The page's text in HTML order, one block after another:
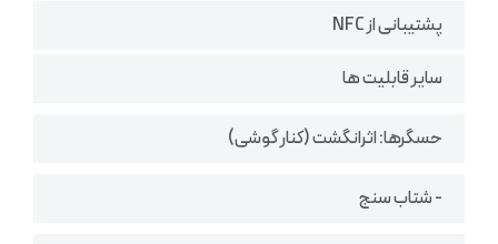
پشتیبانی از NFC
سایر قابلیت ها
حسگرها: اثرانگشت (کنار گوشی)
- شتاب سنج